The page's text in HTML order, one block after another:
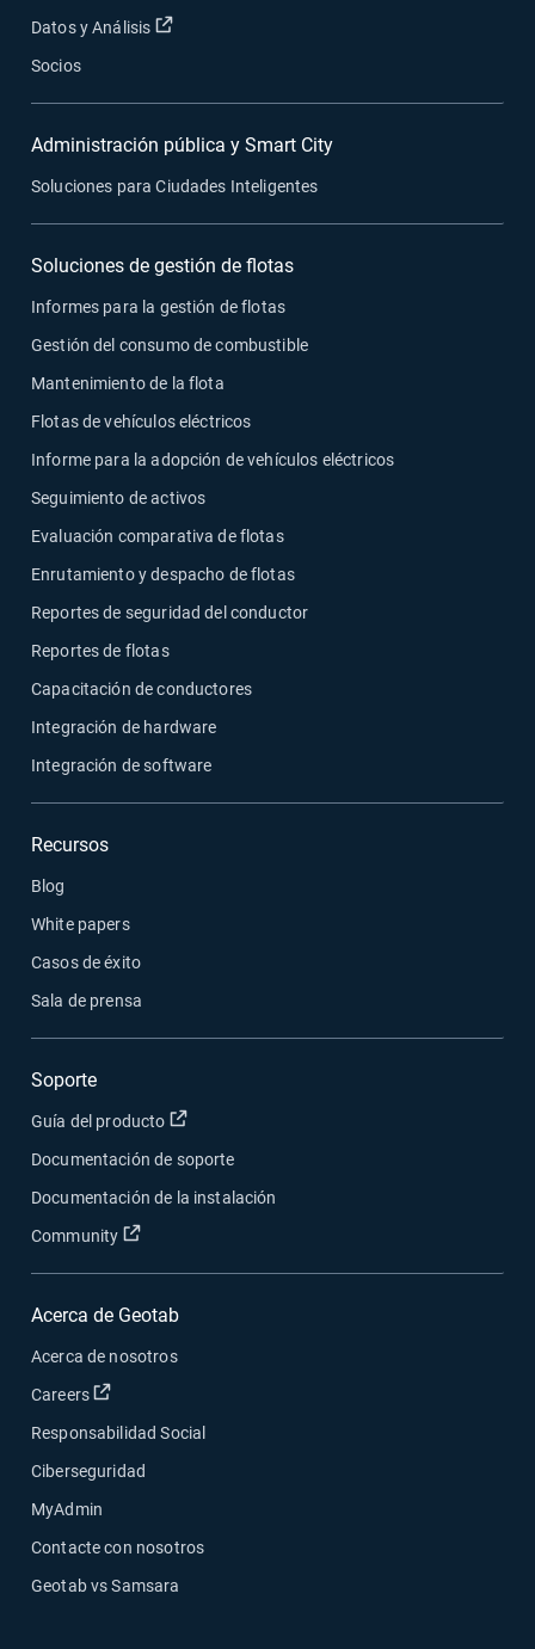
Datos y Análisis Abrir en una nueva ventana
Socios
Administración pública y Smart City
Soluciones para Ciudades Inteligentes
Soluciones de gestión de flotas
Informes para la gestión de flotas
Gestión del consumo de combustible
Mantenimiento de la flota
Flotas de vehículos eléctricos
Informe para la adopción de vehículos eléctricos
Seguimiento de activos
Evaluación comparativa de flotas
Enrutamiento y despacho de flotas
Reportes de seguridad del conductor
Reportes de flotas
Capacitación de conductores
Integración de hardware
Integración de software
Recursos
Blog
White papers
Casos de éxito
Sala de prensa
Soporte
Guía del producto Abrir en una nueva ventana
Documentación de soporte
Documentación de la instalación
Community
Abrir en una nueva ventana
Acerca de Geotab
Acerca de nosotros
Careers
Abrir en una nueva ventana
Responsabilidad Social
Ciberseguridad
MyAdmin
Contacte con nosotros
Geotab vs Samsara